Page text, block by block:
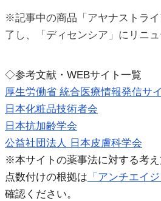
※記事中の商品「アヤナストラ
了し、「ディセンシア」にリニュ
◇参考文献・WEBサイト一覧
厚生労働省 統合医療情報発信サ
日本化粧品技術者会
日本抗加齢学会
公益社団法人 日本皮膚科学会
※本サイトの薬事法に対する考え
点数付けの根拠は 「アンチエイ
確認ください。